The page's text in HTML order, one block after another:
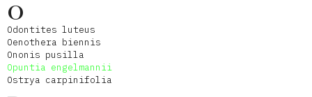
O
Odontites luteus
Oenothera biennis
Ononis pusilla
Opuntia engelmannii
Ostrya carpinifolia